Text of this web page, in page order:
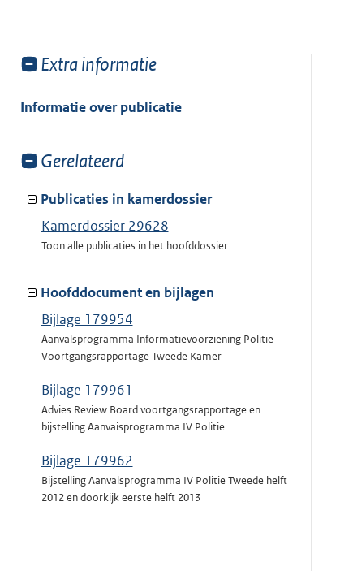
Toon
van:
Extra informatie
Informatie over publicatie
Toon
van:
Gerelateerd
Publicaties in kamerdossier
Kamerdossier 29628
Toon alle publicaties in het hoofddossier
Hoofddocument en bijlagen
Bijlage 179954
Aanvalsprogramma Informatievoorziening Politie
Voortgangsrapportage Tweede Kamer
Bijlage 179961
Advies Review Board voortgangsrapportage en
bijstelling Aanvaisprogramma IV Politie
Bijlage 179962
Bijstelling Aanvalsprogramma IV Politie Tweede helft
2012 en doorkijk eerste helft 2013